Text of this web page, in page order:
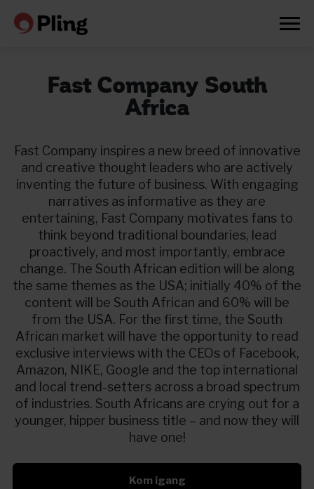
Prøv en måned gratis
Fast Company South
Africa
Fast Company inspires a new breed of innovative
and creative thought leaders who are actively
inventing the future of business. With engaging
narratives as informative as they are
entertaining, Fast Company motivates fans to
think beyond traditional boundaries, lead
proactively, and most importantly, embrace
change. The South African edition will be along
the same themes as the USA; initially 40% of the
content will be South African and 60% will be
from the USA. For the first time, the South
African market will have the opportunity to read
exclusive interviews with the CEOs of Facebook,
Amazon, NIKE, Google and the top international
and local trend-setters across a broad spectrum
of industries. South Africans are crying out for a
younger, hipper business title – and now they will
have one!
Kom igang